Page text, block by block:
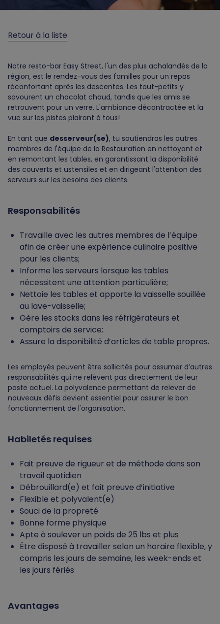
Retour à la liste
Notre resto-bar Easy Street, l'un des plus achalandés de la
région, est le rendez-vous des familles pour un repas
réconfortant après les descentes. Les tout-petits y
savourent un chocolat chaud, tandis que les amis se
retrouvent pour un verre. L'ambiance décontractée et la
vue sur les pistes plairont à tous!
En tant que desserveur(se), tu soutiendras les autres
membres de l'équipe de la Restauration en nettoyant et
en remontant les tables, en garantissant la disponibilité
des couverts et ustensiles et en dirigeant l'attention des
serveurs sur les besoins des clients.
Responsabilités
Travaille avec les autres membres de l’équipe
afin de créer une expérience culinaire positive
pour les clients;
Informe les serveurs lorsque les tables
nécessitent une attention particulière;
Nettoie les tables et apporte la vaisselle souillée
au lave-vaisselle;
Gère les stocks dans les réfrigérateurs et
comptoirs de service;
Assure la disponibilité d’articles de table propres.
Les employés peuvent être sollicités pour assumer d’autres
responsabilités qui ne relèvent pas directement de leur
poste actuel. La polyvalence permettant de relever de
nouveaux défis devient essentiel pour assurer le bon
fonctionnement de l'organisation.
Habiletés requises
Fait preuve de rigueur et de méthode dans son
travail quotidien
Débrouillard(e) et fait preuve d’initiative
Flexible et polyvalent(e)
Souci de la propreté
Bonne forme physique
Apte à soulever un poids de 25 lbs et plus
Être disposé à travailler selon un horaire flexible, y
compris les jours de semaine, les week-ends et
les jours fériés
Avantages